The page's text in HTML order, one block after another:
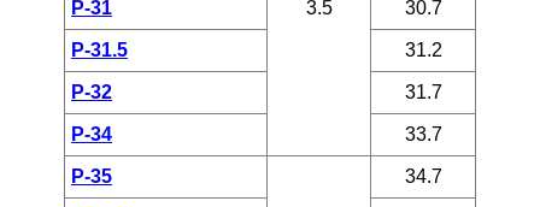
3.5
P-31 30.7
P-31.5 31.2
P-32 31.7
P-34 33.7
P-35 34.7